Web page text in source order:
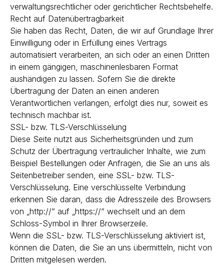
verwaltungsrechtlicher oder gerichtlicher Rechtsbehelfe.
Recht auf Datenübertragbarkeit
Sie haben das Recht, Daten, die wir auf Grundlage Ihrer
Einwilligung oder in Erfüllung eines Vertrags
automatisiert verarbeiten, an sich oder an einen Dritten
in einem gängigen, maschinenlesbaren Format
aushändigen zu lassen. Sofern Sie die direkte
Übertragung der Daten an einen anderen
Verantwortlichen verlangen, erfolgt dies nur, soweit es
technisch machbar ist.
SSL- bzw. TLS-Verschlüsselung
Diese Seite nutzt aus Sicherheitsgründen und zum
Schutz der Übertragung vertraulicher Inhalte, wie zum
Beispiel Bestellungen oder Anfragen, die Sie an uns als
Seitenbetreiber senden, eine SSL- bzw. TLS-
Verschlüsselung. Eine verschlüsselte Verbindung
erkennen Sie daran, dass die Adresszeile des Browsers
von „http://“ auf „https://“ wechselt und an dem
Schloss-Symbol in Ihrer Browserzeile.
Wenn die SSL- bzw. TLS-Verschlüsselung aktiviert ist,
können die Daten, die Sie an uns übermitteln, nicht von
Dritten mitgelesen werden.